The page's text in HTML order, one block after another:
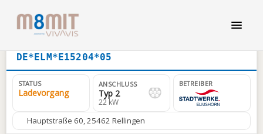
DE*ELM*E15204*05
STATUS
Ladevorgang
ANSCHLUSS
Typ 2
22 kW
BETREIBER
Hauptstraße 60, 25462 Rellingen